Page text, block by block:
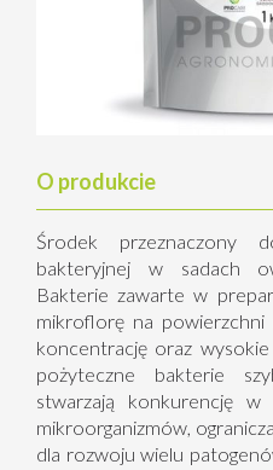
O produkcie
Środek przeznaczony
bakteryjnej w sadach
Bakterie zawarte w
mikroflorę na powierzchni
koncentrację oraz
pożyteczne bakterie
stwarzają konkurencję
mikroorganizmów,
dla rozwoju wielu